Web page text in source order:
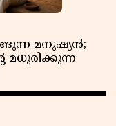
മനുഷ്യൻ;
മധുരിക്കുന്ന